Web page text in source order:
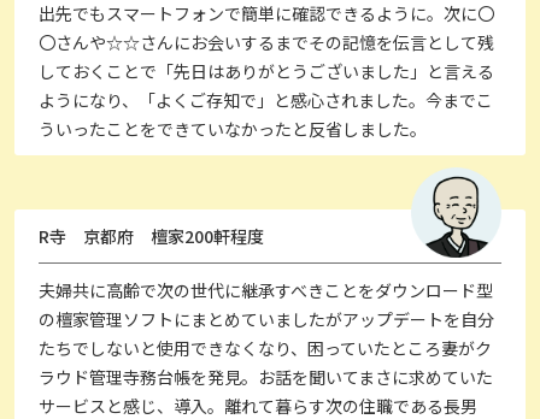
出先でもスマートフォンで簡単に確認できるように。次に〇
〇さんや☆☆さんにお会いするまでその記憶を伝言として残
しておくことで「先日はありがとうございました」と言える
ようになり、「よくご存知で」と感心されました。今までこ
ういったことをできていなかったと反省しました。
R寺 京都府 檀家200軒程度
夫婦共に高齢で次の世代に継承すべきことをダウンロード型
の檀家管理ソフトにまとめていましたがアップデートを自分
たちでしないと使用できなくなり、困っていたところ妻がク
ラウド管理寺務台帳を発見。お話を聞いてまさに求めていた
サービスと感じ、導入。離れて暮らす次の住職である長男